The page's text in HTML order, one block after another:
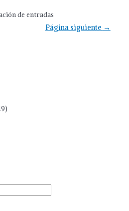
de entradas
Página siguiente →